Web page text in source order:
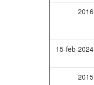
2016
15-feb-2024
2015